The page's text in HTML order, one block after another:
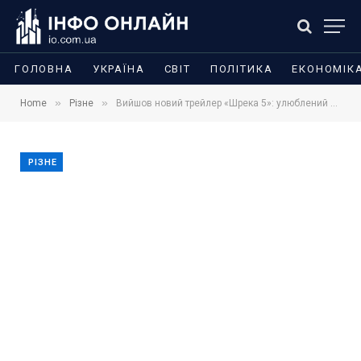
ГОЛОВНА УКРАЇНА СВІТ ПОЛІТИКА
Home » Різне » Вийшов новий трейлер «Шрека 5»: улюблений огр повертається в кіно
РІЗНЕ